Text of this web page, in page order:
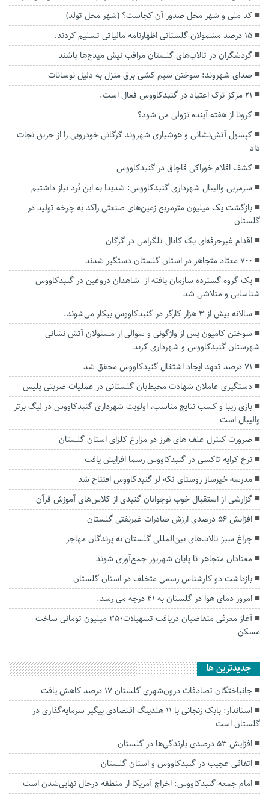
کد ملی و شهر محل صدور آن کجاست؟ (شهر محل تولد)
۱۵ درصد مشمولان گلستانی اظهارنامه مالیاتی تسلیم کردند.
گردشگران در تالاب‌های گلستان مراقب نیش میدج‌ها باشند
صدای شهروند: سوختن سیم کشی برق منزل به دلیل نوسانات
۲۱ مرکز ترک اعتیاد در گنبدکاووس فعال است.
کرونا از هفته آینده نزولی می شود؟
کپسول آتش‌نشانی و هوشیاری شهروند گرگانی خودرویی را از حریق نجات
داد
کشف اقلام خوراکی قاچاق در گنبدکاووس
سرمربی والیبال شهرداری گنبدکاووس: شدیدا به این بُرد نیاز داشتیم
بازگشت یک میلیون مترمربع زمین‌های صنعتی راکد به چرخه تولید در
گلستان
اقدام غیرحرفه‌ای یک کانال تلگرامی در گرگان
۷۰۰ معتاد متجاهر در استان گلستان دستگیر شدند
یک گروه گسترده سازمان یافته از شاهدان دروغین در گنبدکاووس
شناسایی و متلاشی شد
سالانه بیش از ۳ هزار کارگر در گنبدکاووس بیکار می‌شوند.
سوختن کامیون پس از واژگونی و سوالی از مسئولان آتش نشانی
شهرستان گنبدکاووس و شهرداری کرند
۷۱ درصد تعهد ایجاد اشتغال گنبدکاووس محقق شد
دستگیری عاملان شهادت محیط‌بان گلستانی در عملیات ضربتی پلیس
بازی زیبا و کسب نتایج مناسب، اولویت شهرداری گنبدکاووس در لیگ برتر
والیبال است
ضرورت کنترل علف های هرز در مزارع کلزای استان گلستان
نرخ کرایه تاکسی در گنبدکاووس رسما افزایش یافت
مدرسه خیرساز روستای تکه لر گنبدکاووس افتتاح شد
گزارشی از استقبال خوب نوجوانان گنبدی از کلاس‌های آموزش قرآن
افزایش ۵۶ درصدی ارزش صادرات غیرنفتی گلستان
چراغ سبز تالاب‌های بین‌المللی گلستان به پرندگان مهاجر
معتادان متجاهر تا پایان شهریور جمع‌آوری شوند
بازداشت دو کارشناس رسمی متخلف در استان گلستان
امروز دمای هوا در گلستان به 41 درجه می رسد.
آغاز معرفی متقاضیان دریافت تسهیلات۳۵۰ میلیون تومانی ساخت
مسکن
جديدترين ها
جانباختگان تصادفات درون‌شهری گلستان ۱۷ درصد کاهش یافت
استاندار: بابک زنجانی با ۱۱ هلدینگ اقتصادی پیگیر سرمایه‌گذاری در
گلستان است
افزایش ۵۳ درصدی بارندگی‌ها در گلستان
اتفاقی عجیب در‌ گنبدکاووس و استان گلستان
امام جمعه گنبدکاووس: اخراج آمریکا از منطقه درحال نهایی‌شدن است